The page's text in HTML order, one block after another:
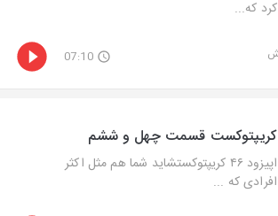
کرد که...
07:10
کریپتوکست قسمت چهل و ششم
اپیزود ۴۶ کریپتوکستشاید شما هم مثل اکثر
افرادی که ...